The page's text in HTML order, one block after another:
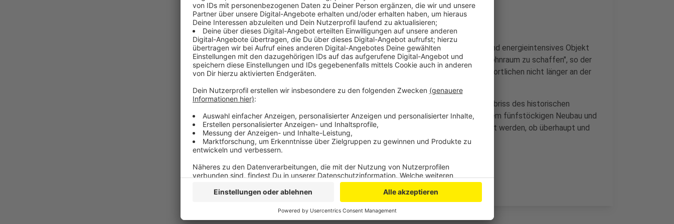
Anzeige
"Unser oberstes Ziel ist es nicht, ein weiteres modernisierungs- und energieintensives Objekt
zu erhalten, sondern modernen, barrierefreien und bezahlbaren Wohnraum zu schaffen", so der
Gemeinnützige Bauverein Opladen. Deswegen wollen die Verantwortlichen nicht länger an der
Grundsätzlich stellt der GBO aber auch nochmal klar: Von einem Abriss des historischen
Gebäudes sei nie die Rede gewesen. Die Bebauungspläne mit einem fünfstöckigen Neubau und
einer Tiefgarage seien bislang nur Ideen – zunächst müsse geklärt werden, ob überhaupt und
wenn ja, was in dem Bereich neu gebaut werden darf.